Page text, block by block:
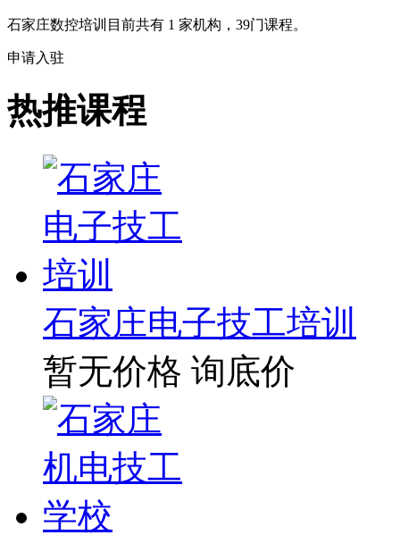
石家庄数控培训目前共有 1 家机构， 39门课程。
申请入驻
热推课程
石家庄电子技工培训
暂无价格 询底价